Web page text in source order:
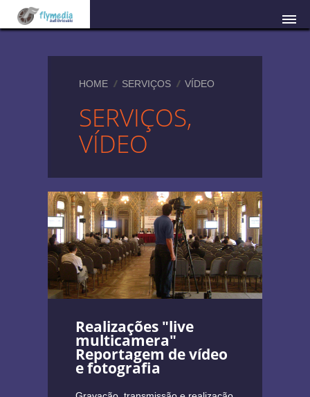
SERVIÇOS,
VÍDEO
HOME SERVIÇOS VÍDEO
Realizações "live
multicamera"
Reportagem de vídeo
e fotografia